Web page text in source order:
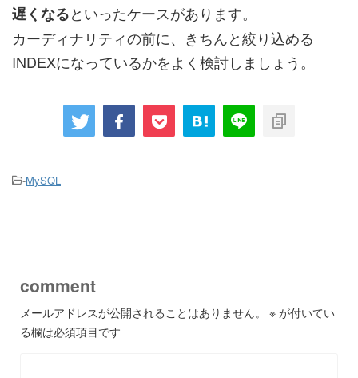
遅くなるといったケースがあります。
カーディナリティの前に、きちんと絞り込める
INDEXになっているかをよく検討しましょう。
-MySQL
comment
メールアドレスが公開されることはありません。 ※ が付いてい
る欄は必須項目です